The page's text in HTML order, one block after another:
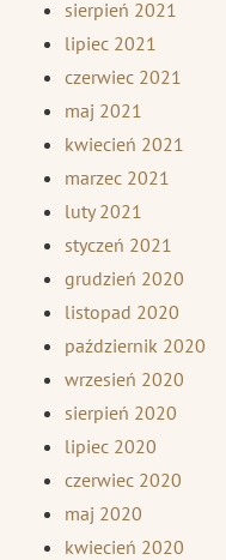
sierpień 2021
lipiec 2021
czerwiec 2021
maj 2021
kwiecień 2021
marzec 2021
luty 2021
styczeń 2021
grudzień 2020
listopad 2020
październik 2020
wrzesień 2020
sierpień 2020
lipiec 2020
czerwiec 2020
maj 2020
kwiecień 2020